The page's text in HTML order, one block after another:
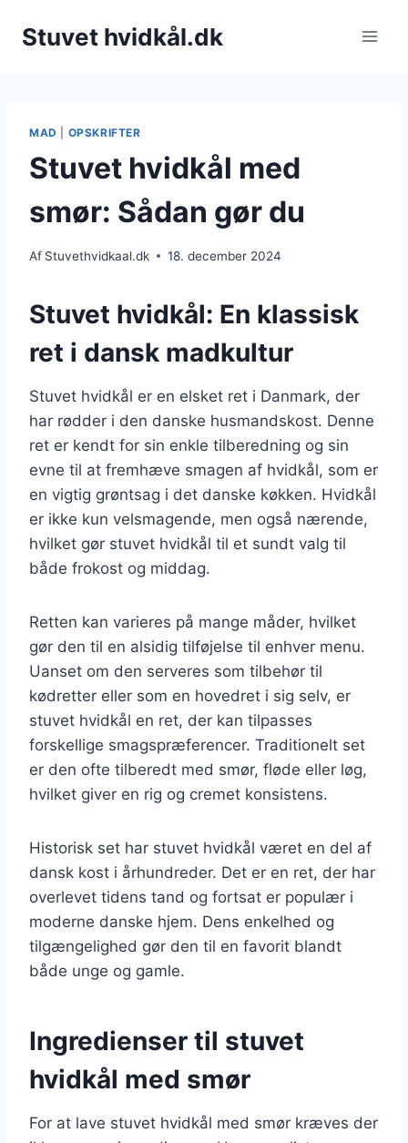
Stuvet hvidkål.dk
MAD OPSKRIFTER
Stuvet hvidkål med
smør: Sådan gør du
Af Stuvethvidkaal.dk 18. december 2024
Stuvet hvidkål: En klassisk
ret i dansk madkultur
Stuvet hvidkål er en elsket ret i Danmark, der
har rødder i den danske husmandskost. Denne
ret er kendt for sin enkle tilberedning og sin
evne til at fremhæve smagen af hvidkål, som er
en vigtig grøntsag i det danske køkken. Hvidkål
er ikke kun velsmagende, men også nærende,
hvilket gør stuvet hvidkål til et sundt valg til
både frokost og middag.
Retten kan varieres på mange måder, hvilket
gør den til en alsidig tilføjelse til enhver menu.
Uanset om den serveres som tilbehør til
kødretter eller som en hovedret i sig selv, er
stuvet hvidkål en ret, der kan tilpasses
forskellige smagspræferencer. Traditionelt set
er den ofte tilberedt med smør, fløde eller løg,
hvilket giver en rig og cremet konsistens.
Historisk set har stuvet hvidkål været en del af
dansk kost i århundreder. Det er en ret, der har
overlevet tidens tand og fortsat er populær i
moderne danske hjem. Dens enkelhed og
tilgængelighed gør den til en favorit blandt
både unge og gamle.
Ingredienser til stuvet
hvidkål med smør
For at lave stuvet hvidkål med smør kræves der